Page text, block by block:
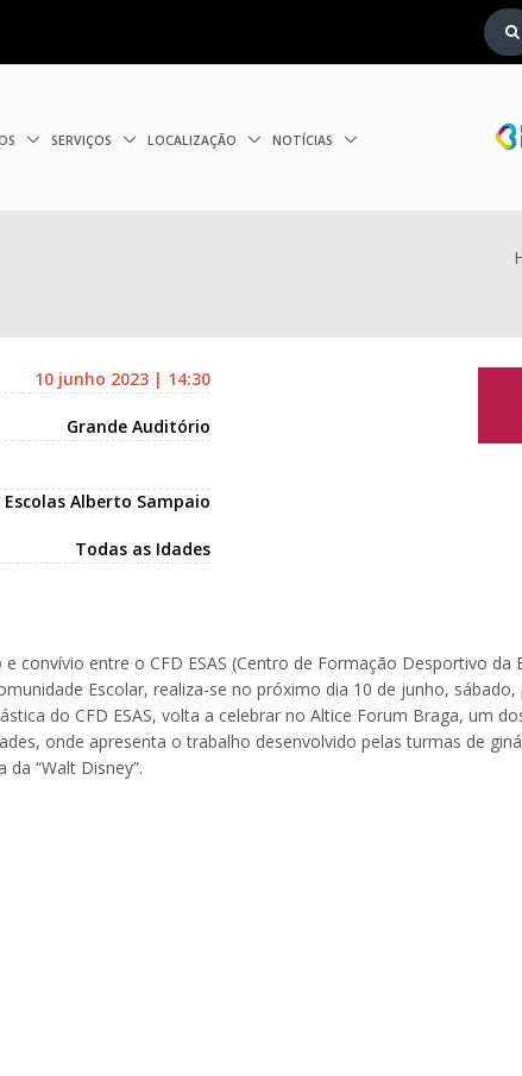
SERVIÇOS LOCALIZAÇÃO NOTÍCIAS
10 junho 2023 | 14:30
Grande Auditório
Alberto Sampaio
Todas as Idades
convívio entre o CFD ESAS (Centro de Formação Desportivo da
Escolar, realiza-se no próximo dia 10 de junho, sábado,
do CFD ESAS, volta a celebrar no Altice Forum Braga, um
onde apresenta o trabalho desenvolvido pelas turmas de
“Walt Disney”.